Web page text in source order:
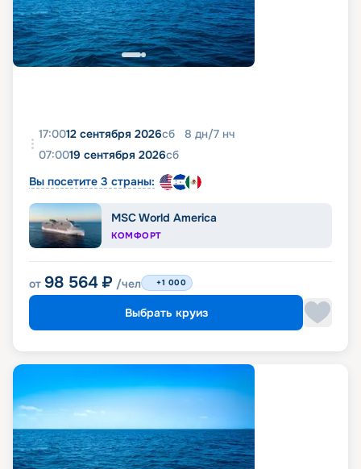
17:0012 сентября 2026сб 8 дн/7 нч
07:0019 сентября 2026сб
Вы посетите 3 страны:
MSC World America
КОМФОРТ
от 98 564 ₽ /чел +1 000
Выбрать круиз